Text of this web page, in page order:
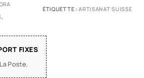
,
ÉTIQUETTE :ARTISANAT SUISSE
FIXES
Poste.